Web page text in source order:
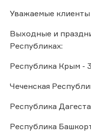
Уважаемые
Выходные и
Республиках:
Республика Крым -
Чеченская
Республика
Республика